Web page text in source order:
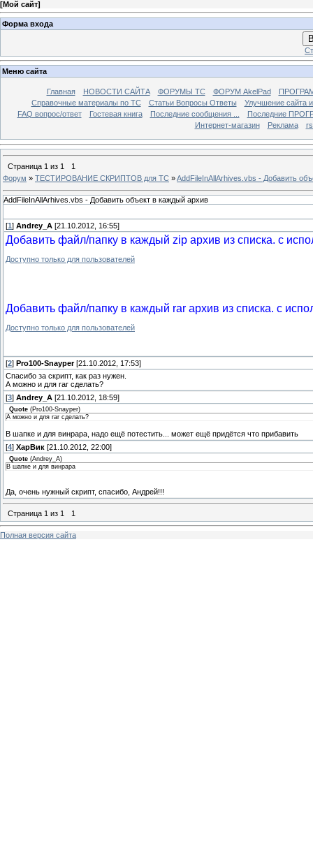
[Мой сайт]
Форма входа
Меню сайта
Главная НОВОСТИ САЙТА ФОРУМЫ TC ФОРУМ AkelPad
Справочные материалы по TС
Статьи Вопросы Ответы
Улучшение сайта
FAQ вопрос/ответ
Гостевая книга Последние сообщения ...
Последние
Интернет-магазин
Реклама
Страница 1 из 1
1
Форум » ТЕСТИРОВАНИЕ СКРИПТОВ для TC »AddFileInAllArhives.vbs - Добавить
AddFileInAllArhives.vbs - Добавить объект в каждый архив
[1 ] Andrey_A [21.10.2012, 16:55]
Добавить файл/папку в каждый zip архив из списка. с
Доступно только для пользователей
Добавить файл/папку в каждый rar архив из списка. с
Доступно только для пользователей
[2] Pro100-Snayper[21.10.2012, 17:53]
Спасибо за скрипт, как раз нужен.
А можно и для rar сделать?
[3] Andrey_A [21.10.2012, 18:59]
Quote (Pro100-Snayper)
А можно и для rar сделать?
В шапке и для винрара, надо ещё потестить... может ещё придётся что прибавить
[4] ХарВик [21.10.2012, 22:00]
Quote (Andrey_A)
В шапке и для винрара
Да, очень нужный скрипт, спасибо, Андрей!!!
Страница 1 из 1 1
Полная версия сайта